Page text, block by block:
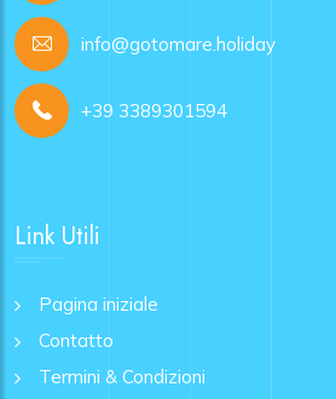
info@gotomare.holiday
+39 3389301594
Link Utili
Pagina iniziale
Contatto
Termini & Condizioni